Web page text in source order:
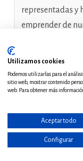
representadas y
emprender de
se recorrió hace
justificar
imposición
II, con lo que las
igualdad de
Utilizamos cookies
Podemos utilizarlas para el
sitio web, mostrar contenido
web. Para obtener más
Aceptar todo
Configurar